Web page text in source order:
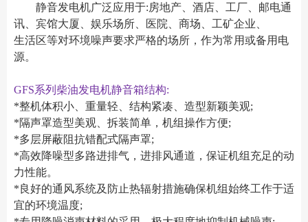
静音发电机广泛应用于:房地产、酒店、工厂、邮电通
讯、宾馆大厦、娱乐场所、医院、商场、工矿企业、
生活区等对环境噪声要求严格的场所，作为常用或备用电
源。
GFS系列柴油发电机静音箱结构:
*整机体积小、重量轻、结构紧凑、造型新颖美观;
*隔声罩造型美观、拆装简单，机组操作方便;
*多层屏蔽阻抗错配式隔声罩;
*高效降噪型多路进排气，进排风通道，保证机组充足的动
力性能。
*良好的通风系统及防止热辐射措施确保机组始终工作于适
宜的环境温度;